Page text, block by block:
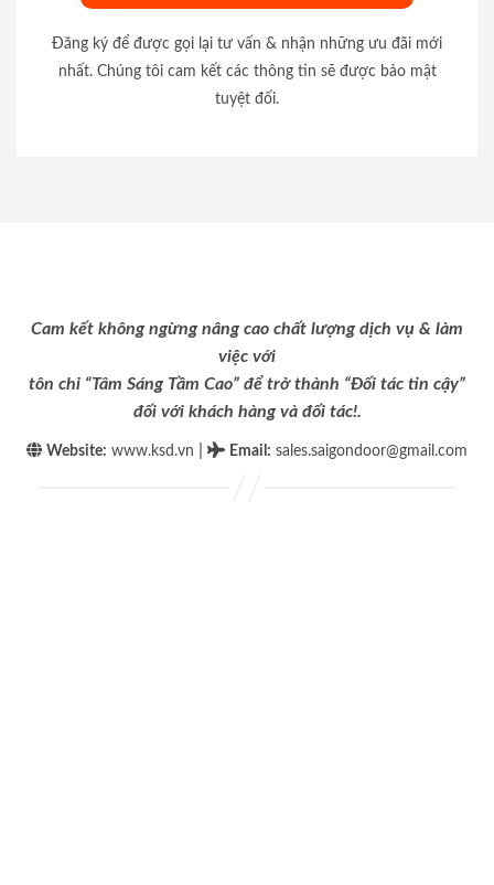
Đăng ký để được gọi lại tư vấn & nhận những ưu đãi mới
nhất. Chúng tôi cam kết các thông tin sẽ được bảo mật
tuyệt đối.
Cam kết không ngừng nâng cao chất lượng dịch vụ & làm
việc với
tôn chỉ “Tâm Sáng Tầm Cao” để trở thành “Đối tác tin cậy”
đối với khách hàng và đối tác!.
Website: www.ksd.vn Email : sales.saigondoor@gmail.com